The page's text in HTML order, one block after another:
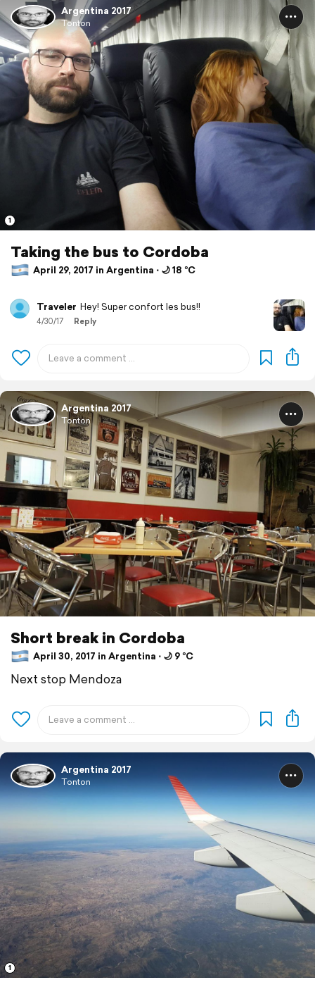
Argentina 2017
Tonton
1
Taking the bus to Cordoba
April 29, 2017 in Argentina ⋅ 🌙 18 °C
Traveler Hey! Super confort les bus!!
4/30/17 Reply
Argentina 2017
Tonton
Short break in Cordoba
April 30, 2017 in Argentina ⋅ 🌙 9 °C
Next stop Mendoza
Argentina 2017
Tonton
1